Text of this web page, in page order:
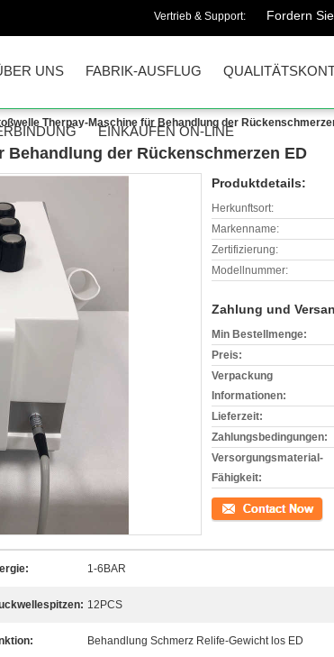
Vertrieb & Support: Fordern
UNS FABRIK-AUSFLUG
EINKAUFEN ON-LINE
Therpay-Maschine für Behandlung der
Behandlung der Rückenschmerzen ED
Produktdetails:
Herkunftsort:
Markenname:
Zertifizierung:
Modellnummer:
Zahlung und
Min Bestellmenge:
Preis:
Verpackung
Informationen:
Lieferzeit:
Zahlungsbedingungen:
Versorgungsmaterial-
Fähigkeit:
Kontakt
1-6BAR
12PCS
Behandlung Schmerz Relife-Gewicht los ED